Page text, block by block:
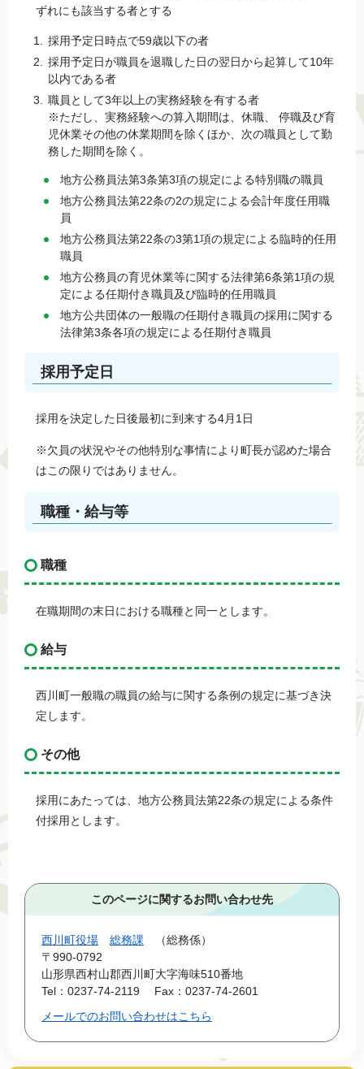
ずれにも該当する者とする
採用予定日時点で59歳以下の者
採用予定日が職員を退職した日の翌日から起算して10年
以内である者
職員として3年以上の実務経験を有する者
※ただし、​実務経験への算入期間は、休職、 停職及び育
児休業その他の休業期間を除くほか、次の職員として勤
務した期間を除く。
地方公務員法第3条第3項の規定による特別職の職員
地方公務員法第22条の2の規定による会計年度任用職
員
地方公務員法第22条の3第1項の規定による臨時的任用
職員
地方公務員の育児休業等に関する法律第6条第1項の規
定による任期付き職員及び臨時的任用職員
地方公共団体の一般職の任期付き職員の採用に関する
法律第3条各項の規定による任期付き職員
採用予定日
採用を決定した日後最初に到来する4月1日
※欠員の状況やその他特別な事情により町長が認めた場合
はこの限りではありません。
職種・給与等
職種
在職期間の末日における職種と同一とします。
給与
西川町一般職の職員の給与に関する条例の規定に基づき決
定します。
その他
採用にあたっては、地方公務員法第22条の規定による条件
付採用とします。
このページに関するお問い合わせ先
西川町役場 総務課
総務係
〒990-0792
山形県西村山郡西川町大字海味510番地
Tel：0237-74-2119
Fax：0237-74-2601
メールでのお問い合わせはこちら